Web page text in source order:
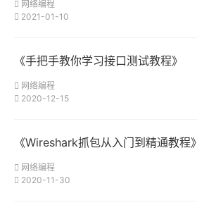
网络编程
2021-01-10
《手把手教你学习接口测试教程》
网络编程
2020-12-15
《Wireshark抓包从入门到精通教程》
网络编程
2020-11-30